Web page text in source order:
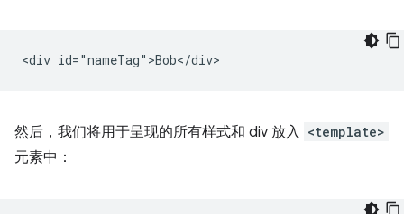
然后，我们将用于呈现的所有样式和 div 放入 <template>
元素中：